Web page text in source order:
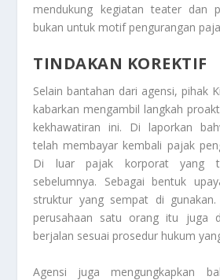
mendukung kegiatan teater dan
bukan untuk motif pengurangan
TINDAKAN KOREKTIF
Selain bantahan dari agensi, pihak
kabarkan mengambil langkah
kekhawatiran ini. Di laporkan
telah membayar kembali pajak
Di luar pajak korporat yang
sebelumnya. Sebagai bentuk
struktur yang sempat di gunakan.
perusahaan satu orang itu juga
berjalan sesuai prosedur hukum
Agensi juga mengungkapkan